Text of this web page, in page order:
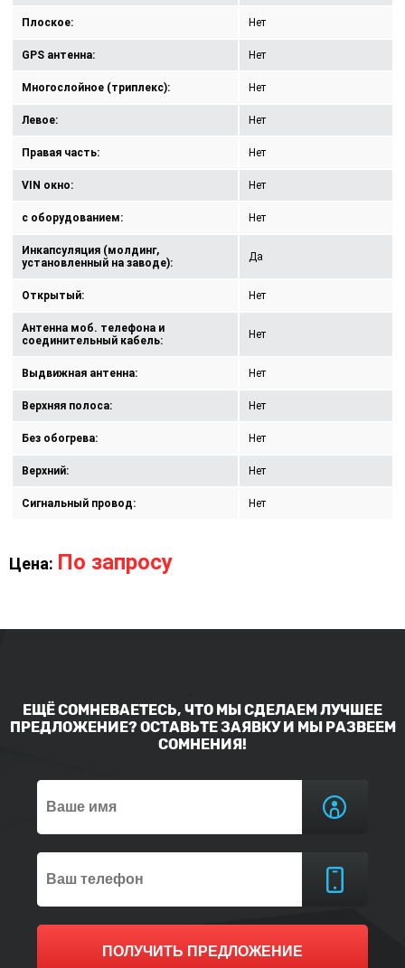
Плоское: Нет
GPS антенна: Нет
Многослойное (триплекс): Нет
Левое: Нет
Правая часть: Нет
VIN окно: Нет
с оборудованием: Нет
Инкапсуляция (молдинг,
установленный на заводе):
Да
Открытый: Нет
Антенна моб. телефона и
соединительный кабель:
Нет
Выдвижная антенна: Нет
Верхняя полоса: Нет
Без обогрева: Нет
Верхний: Нет
Сигнальный провод: Нет
Цена: По запросу
ЕЩЁ СОМНЕВАЕТЕСЬ, ЧТО МЫ СДЕЛАЕМ ЛУЧШЕЕ
ПРЕДЛОЖЕНИЕ? ОСТАВЬТЕ ЗАЯВКУ И МЫ РАЗВЕЕМ
СОМНЕНИЯ!
ПОЛУЧИТЬ ПРЕДЛОЖЕНИЕ